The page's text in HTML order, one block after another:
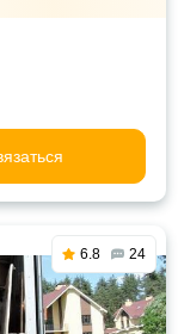
6.8 24